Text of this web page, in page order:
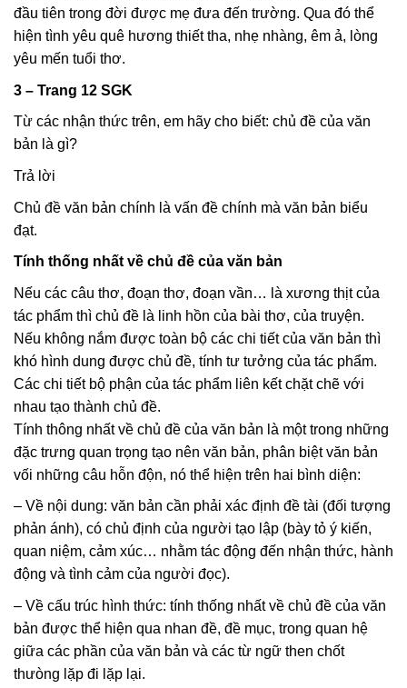
đầu tiên trong đời được mẹ đưa đến trường. Qua đó thể
hiện tình yêu quê hương thiết tha, nhẹ nhàng, êm ả, lòng
yêu mến tuổi thơ.
3 – Trang 12 SGK
Từ các nhận thức trên, em hãy cho biết: chủ đề của văn
bản là gì?
Trả lời
Chủ đề văn bản chính là vấn đề chính mà văn bản biểu
đạt.
Tính thống nhất về chủ đề của văn bản
Nếu các câu thơ, đoạn thơ, đoạn vần… là xương thịt của
tác phẩm thì chủ đề là linh hồn của bài thơ, của truyện.
Nếu không nắm được toàn bộ các chi tiết của văn bản thì
khó hình dung được chủ đề, tính tư tưởng của tác phẩm.
Các chi tiết bộ phận của tác phẩm liên kết chặt chẽ với
nhau tạo thành chủ đề.
Tính thông nhất về chủ đề của văn bản là một trong những
đặc trưng quan trọng tạo nên văn bản, phân biệt văn bản
vối những câu hỗn độn, nó thể hiện trên hai bình diện:
– Về nội dung: văn bản cần phải xác định đề tài (đối tượng
phản ánh), có chủ định của người tạo lập (bày tỏ ý kiến,
quan niệm, cảm xúc… nhằm tác động đến nhận thức, hành
động và tình cảm của người đọc).
– Về cấu trúc hình thức: tính thống nhất về chủ đề của văn
bản được thể hiện qua nhan đề, đề mục, trong quan hệ
giữa các phần của văn bản và các từ ngữ then chốt
thưòng lặp đi lặp lại.